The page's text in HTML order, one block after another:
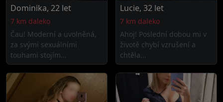
Dominika, 22 let
7 km daleko
Čau! Moderní a uvolněná,
za svými sexuálními
touhami stojím...
Lucie, 32 let
7 km daleko
Ahoj! Poslední dobou mi v
životě chybí vzrušení a
chtěla...